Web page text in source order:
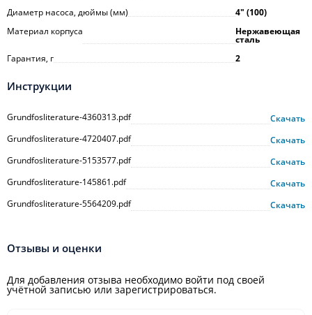
Диаметр насоса, дюймы (мм)
4ʺ (100)
Материал корпуса
Нержавеющая
сталь
Гарантия, г
2
Инструкции
Grundfosliterature-4360313.pdf
Скачать
Grundfosliterature-4720407.pdf
Скачать
Grundfosliterature-5153577.pdf
Скачать
Grundfosliterature-145861.pdf
Скачать
Grundfosliterature-5564209.pdf
Скачать
Отзывы и оценки
Для добавления отзыва необходимо войти под своей
учётной записью или зарегистрироваться.